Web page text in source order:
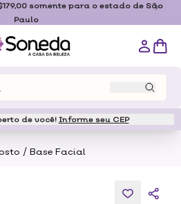
para o estado de São
de você! Informe seu CEP
/ Base Facial